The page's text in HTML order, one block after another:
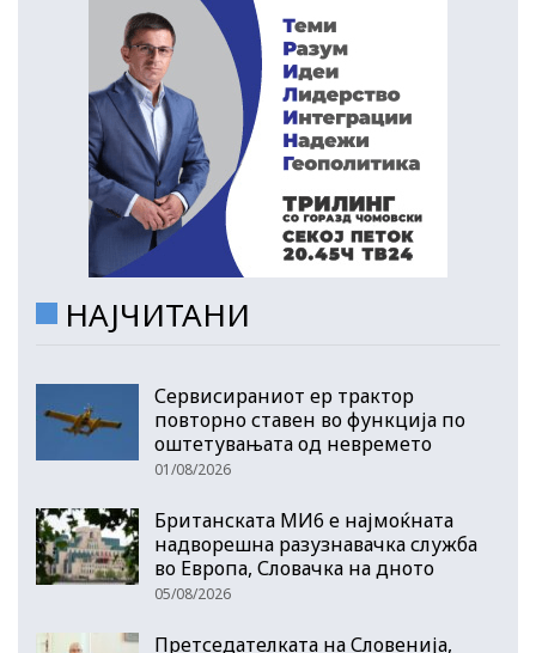
НАЈЧИТАНИ
Сервисираниот ер трактор
повторно ставен во функција по
оштетувањата од невремето
01/08/2026
Британската МИ6 е најмоќната
надворешна разузнавачка служба
во Европа, Словачка на дното
05/08/2026
Претседателката на Словенија,